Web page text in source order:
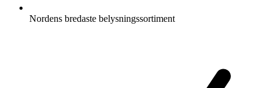
Nordens bredaste belysningssortiment